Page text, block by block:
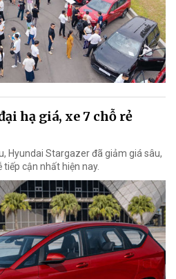
hạ giá, xe 7 chỗ rẻ
Hyundai Stargazer đã giảm giá sâu,
cận nhất hiện nay.